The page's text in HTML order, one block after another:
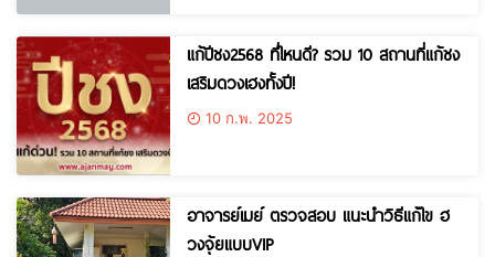
แก้ปีชง2568 ที่ไหนดี? รวม 10 สถานที่แก้ชง
เสริมดวงเฮงทั้งปี!
10 ก.พ. 2025
อาจารย์เมย์ ตรวจสอบ แนะนำวิธีแก้ไข ฮ
วงจุ้ยแบบVIP